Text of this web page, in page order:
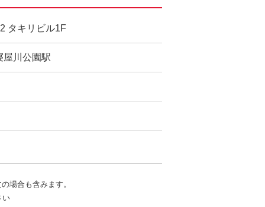
タキリビル1F
川公園駅
場合も含みます。
い